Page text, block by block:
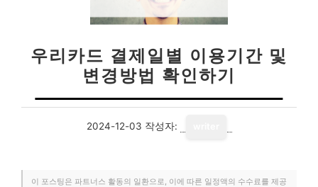
우리카드 결제일별 이용기간 및
변경방법 확인하기
2024-12-03 작성자:
이 포스팅은 파트너스 활동의 일환으로, 이에 따른 일정액의 수수료를 제공